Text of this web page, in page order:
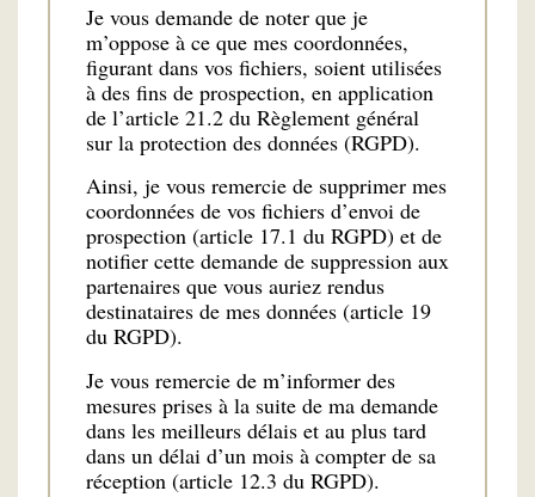
Je vous demande de noter que je
m’oppose à ce que mes coordonnées,
figurant dans vos fichiers, soient utilisées
à des fins de prospection, en application
de l’article 21.2 du Règlement général
sur la protection des données (RGPD).
Ainsi, je vous remercie de supprimer mes
coordonnées de vos fichiers d’envoi de
prospection (article 17.1 du RGPD) et de
notifier cette demande de suppression aux
partenaires que vous auriez rendus
destinataires de mes données (article 19
du RGPD).
Je vous remercie de m’informer des
mesures prises à la suite de ma demande
dans les meilleurs délais et au plus tard
dans un délai d’un mois à compter de sa
réception (article 12.3 du RGPD).